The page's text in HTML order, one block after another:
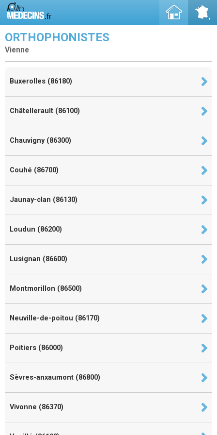
ORTHOPHONISTES
Vienne
Buxerolles (86180)
Châtellerault (86100)
Chauvigny (86300)
Couhé (86700)
Jaunay-clan (86130)
Loudun (86200)
Lusignan (86600)
Montmorillon (86500)
Neuville-de-poitou (86170)
Poitiers (86000)
Sèvres-anxaumont (86800)
Vivonne (86370)